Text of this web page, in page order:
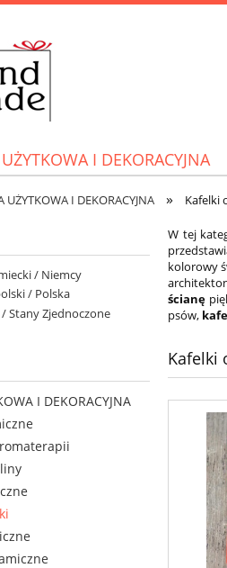
I DEKORACYJNA
UŻYTKOWA I DEKORACYJNA » Kafelki
I DEKORACYJNA
W tej
kolorowy
ścianę
psów,
Kafelki